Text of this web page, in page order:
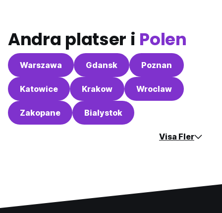
Andra platser i Polen
Warszawa Gdansk Poznan
Katowice Krakow Wroclaw
Zakopane Bialystok
Visa Fler